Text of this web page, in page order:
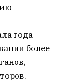
года
более